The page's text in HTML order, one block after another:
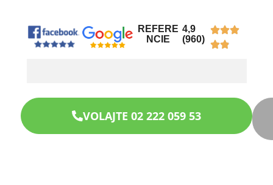
REFERE
NCIE
4,9
(960)
VOLAJTE 02 222 059 53